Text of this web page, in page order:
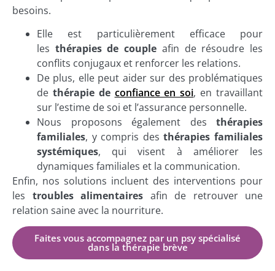
besoins.
Elle est particulièrement efficace pour
les thérapies de couple afin de résoudre les
conflits conjugaux et renforcer les relations.
De plus, elle peut aider sur des problématiques
de thérapie de confiance en soi, en travaillant
sur l’estime de soi et l’assurance personnelle.
Nous proposons également des thérapies
familiales, y compris desthérapies familiales
systémiques, qui visent à améliorer les
dynamiques familiales et la communication.
Enfin, nos solutions incluent des interventions pour
les troubles alimentaires afin de retrouver une
relation saine avec la nourriture.
Faites vous accompagnez par un psy spécialisé
dans la thérapie brève